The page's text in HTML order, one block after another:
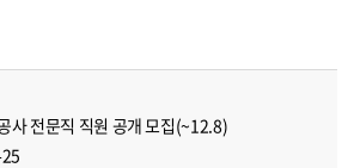
사 전문직 직원 공개 모집(~12.8)